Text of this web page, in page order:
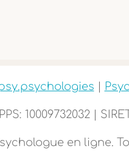
10009732032 |
en ligne.